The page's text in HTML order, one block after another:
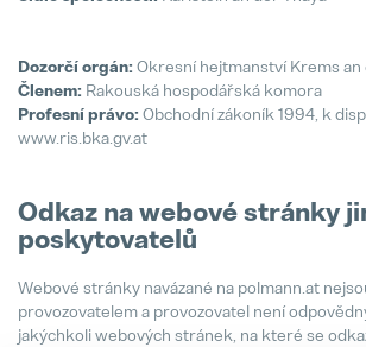
Popular
Logistik/
Full-time
Dozorčí orgán: Okresní hejtmanství Krems an
Členem: Rakouská hospodářská komora
Profesní právo: Obchodní zákoník 1994, k
www.ris.bka.gv.at
Odkaz na webové stránky
poskytovatelů
Webové stránky navázané na polmann.at
provozovatelem a provozovatel není
jakýchkoli webových stránek, na které se